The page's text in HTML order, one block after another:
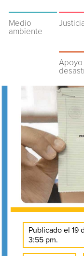
Medio
ambiente
Apoyo
Publicado el 19
3:55 pm.